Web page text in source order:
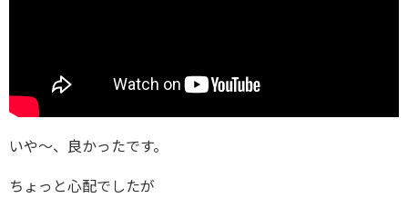
いや～、良かったです。
ちょっと心配でしたが